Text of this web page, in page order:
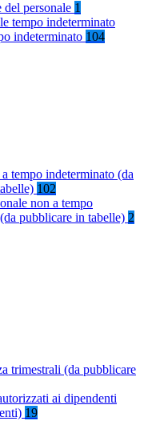
del personale 1
tempo indeterminato
indeterminato 104
tempo indeterminato (da
102
non a tempo
pubblicare in tabelle) 2
trimestrali (da pubblicare
ai dipendenti
19